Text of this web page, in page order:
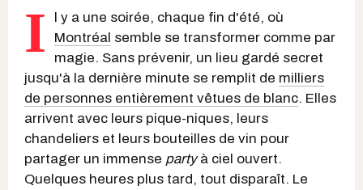
I
l y a une soirée, chaque fin d'été, où
Montréal semble se transformer comme par
magie. Sans prévenir, un lieu gardé secret
jusqu'à la dernière minute se remplit de milliers
de personnes entièrement vêtues de blanc. Elles
arrivent avec leurs pique-niques, leurs
chandeliers et leurs bouteilles de vin pour
partager un immense partyà ciel ouvert.
Quelques heures plus tard, tout disparaît. Le